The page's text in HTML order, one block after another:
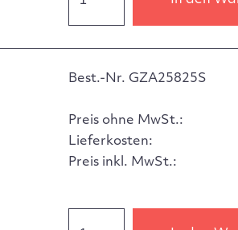
Best.-Nr. GZA25825S
Preis ohne MwSt.:
Lieferkosten:
Preis inkl. MwSt.: